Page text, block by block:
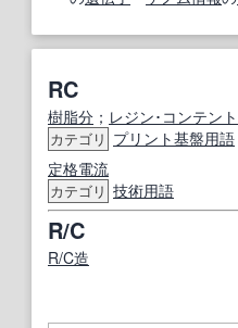
RC
樹脂分 ； レジン･ コンテント
カテゴリ プリント基盤用語
定格電流
カテゴリ 技術用語
R/C
R/C造